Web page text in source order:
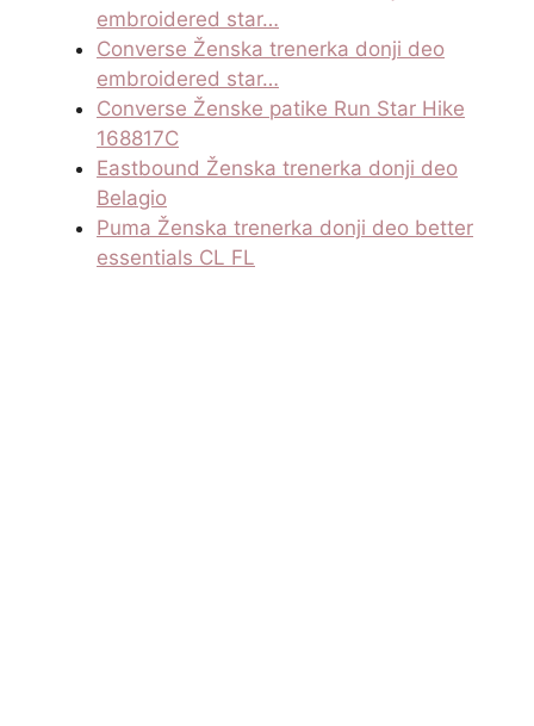
embroidered star…
Converse Ženska trenerka donji deo
embroidered star…
Converse Ženske patike Run Star Hike
168817C
Eastbound Ženska trenerka donji deo
Belagio
Puma Ženska trenerka donji deo better
essentials CL FL